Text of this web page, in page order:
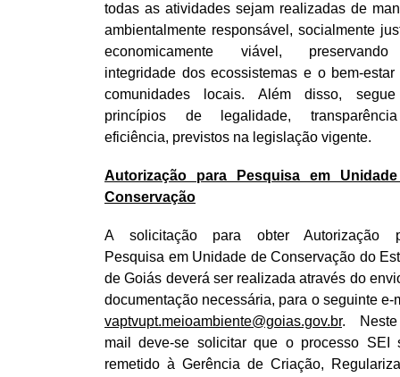
todas as atividades sejam realizadas de
ambientalmente responsável, socialmente
economicamente viável,
integridade dos ecossistemas e o bem-estar
comunidades locais. Além disso,
princípios de legalidade,
eficiência, previstos na legislação vigente.
Autorização para Pesquisa em
Conservação
A solicitação para obter Autorização
Pesquisa em Unidade de Conservação do
de Goiás deverá ser realizada através do
documentação necessária, para o seguinte e-
vaptvupt.meioambiente@goias.gov.br.
mail deve-se solicitar que o processo SEI
remetido à Gerência de Criação,